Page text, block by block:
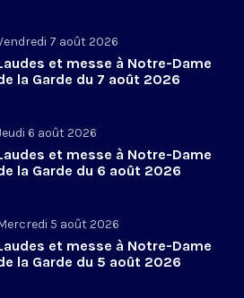
7 août 2026
et messe à Notre-Dame
la Garde du 7 août 2026
6 août 2026
et messe à Notre-Dame
la Garde du 6 août 2026
5 août 2026
et messe à Notre-Dame
la Garde du 5 août 2026